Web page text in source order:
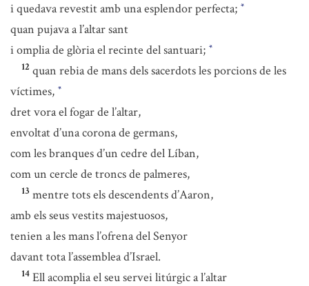
i quedava revestit amb una esplendor perfecta; *
quan pujava a l’altar sant
i omplia de glòria el recinte del santuari; *
12 quan rebia de mans dels sacerdots les porcions de les
víctimes, *
dret vora el fogar de l’altar,
envoltat d’una corona de germans,
com les branques d’un cedre del Líban,
com un cercle de troncs de palmeres,
13 mentre tots els descendents d’Aaron,
amb els seus vestits majestuosos,
tenien a les mans l’ofrena del Senyor
davant tota l’assemblea d’Israel.
14 Ell acomplia el seu servei litúrgic a l’altar